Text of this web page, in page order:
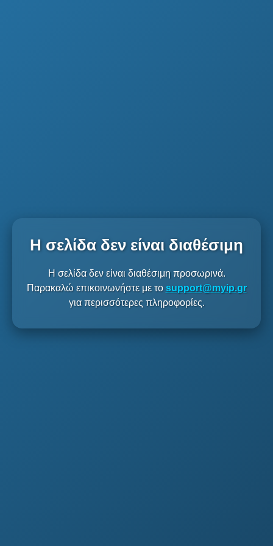
Η σελίδα δεν είναι διαθέσιμη
Η σελίδα δεν είναι διαθέσιμη προσωρινά.
Παρακαλώ επικοινωνήστε με το support@myip.gr
για περισσότερες πληροφορίες.